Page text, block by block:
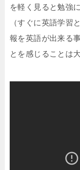
を軽く見ると勉強
（すぐに英語学習
報を英語が出来る
とを感じることは